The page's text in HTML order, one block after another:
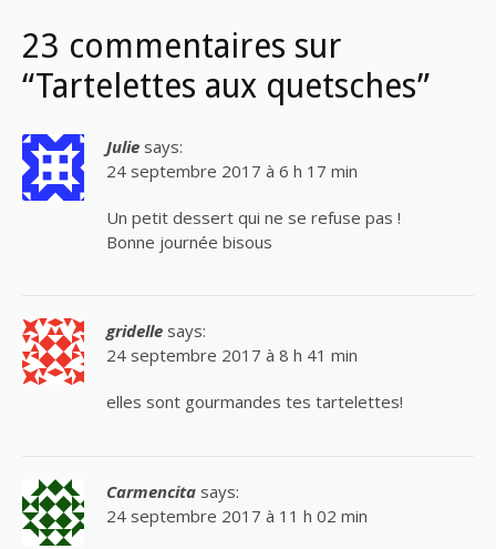
23 commentaires sur
“Tartelettes aux quetsches”
Julie says:
24 septembre 2017 à 6 h 17 min
Un petit dessert qui ne se refuse pas !
Bonne journée bisous
gridelle says:
24 septembre 2017 à 8 h 41 min
elles sont gourmandes tes tartelettes!
Carmencita says:
24 septembre 2017 à 11 h 02 min